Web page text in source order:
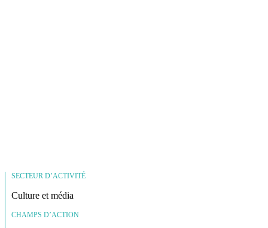
SECTEUR D’ACTIVITÉ
Culture et média
CHAMPS D’ACTION